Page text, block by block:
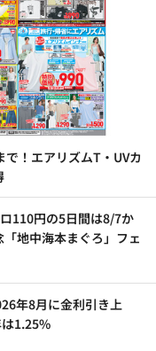
で！エアリズムT・UVカ
ロ110円の5日間は8/7か
地中海本まぐろ」フェ
年8月に金利引き上
1.25%